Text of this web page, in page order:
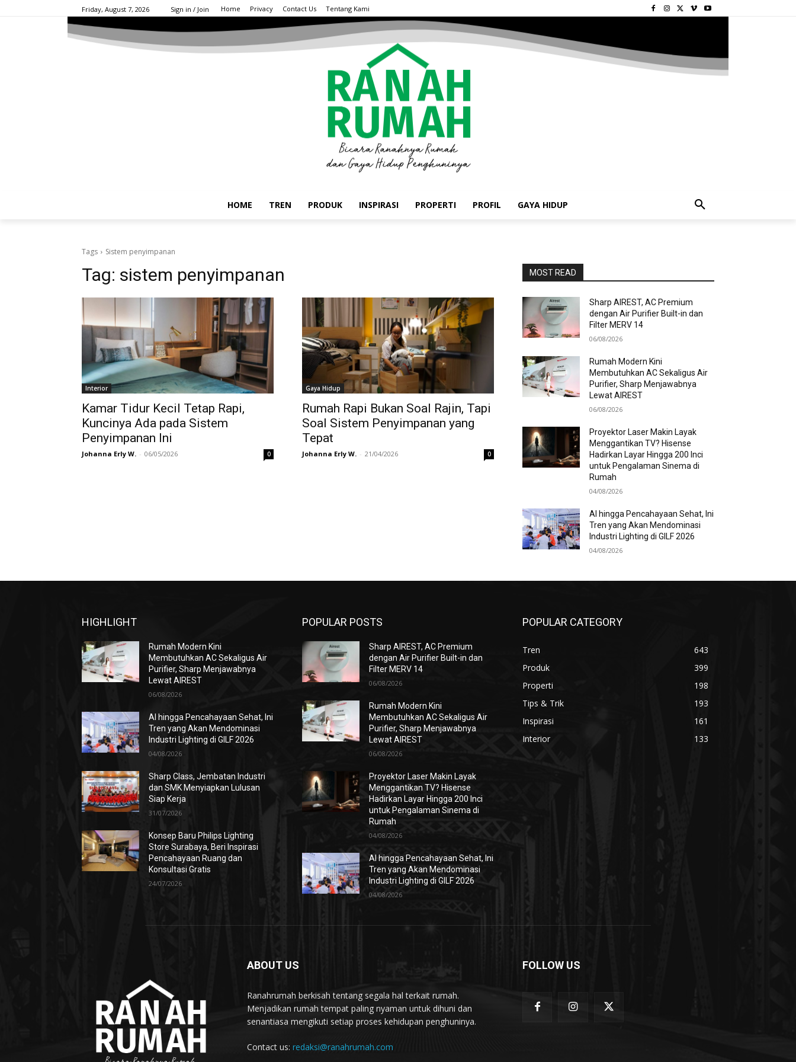
Friday, August 7, 2026 Sign in / Join Home Privacy Contact Us Tentang Kami
HOME TREN PRODUK INSPIRASI PROPERTI PROFIL GAYA HIDUP
Tags Sistem penyimpanan
Tag: sistem penyimpanan
Interior
Kamar Tidur Kecil Tetap Rapi,
Kuncinya Ada pada Sistem
Penyimpanan Ini
Johanna Erly W. - 06/05/2026 0
Gaya Hidup
Rumah Rapi Bukan Soal Rajin, Tapi
Soal Sistem Penyimpanan yang
Tepat
Johanna Erly W. - 21/04/2026 0
MOST READ
Sharp AIREST, AC Premium
dengan Air Purifier Built-in dan
Filter MERV 14
06/08/2026
Rumah Modern Kini
Membutuhkan AC Sekaligus Air
Purifier, Sharp Menjawabnya
Lewat AIREST
06/08/2026
Proyektor Laser Makin Layak
Menggantikan TV? Hisense
Hadirkan Layar Hingga 200 Inci
untuk Pengalaman Sinema di
Rumah
04/08/2026
AI hingga Pencahayaan Sehat, Ini
Tren yang Akan Mendominasi
Industri Lighting di GILF 2026
04/08/2026
HIGHLIGHT
Rumah Modern Kini
Membutuhkan AC Sekaligus Air
Purifier, Sharp Menjawabnya
Lewat AIREST
06/08/2026
AI hingga Pencahayaan Sehat, Ini
Tren yang Akan Mendominasi
Industri Lighting di GILF 2026
04/08/2026
Sharp Class, Jembatan Industri
dan SMK Menyiapkan Lulusan
Siap Kerja
31/07/2026
Konsep Baru Philips Lighting
Store Surabaya, Beri Inspirasi
Pencahayaan Ruang dan
Konsultasi Gratis
24/07/2026
POPULAR POSTS
Sharp AIREST, AC Premium
dengan Air Purifier Built-in dan
Filter MERV 14
06/08/2026
Rumah Modern Kini
Membutuhkan AC Sekaligus Air
Purifier, Sharp Menjawabnya
Lewat AIREST
06/08/2026
Proyektor Laser Makin Layak
Menggantikan TV? Hisense
Hadirkan Layar Hingga 200 Inci
untuk Pengalaman Sinema di
Rumah
04/08/2026
AI hingga Pencahayaan Sehat, Ini
Tren yang Akan Mendominasi
Industri Lighting di GILF 2026
04/08/2026
POPULAR CATEGORY
Tren
643
Produk
399
Properti
198
Tips & Trik
193
Inspirasi
161
Interior
133
ABOUT US
Ranahrumah berkisah tentang segala hal terkait rumah.
Menjadikan rumah tempat paling nyaman untuk dihuni dan
senantiasa mengikuti setiap proses kehidupan penghuninya.
Contact us: redaksi@ranahrumah.com
FOLLOW US